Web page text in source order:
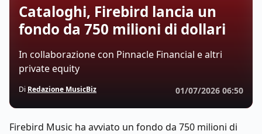
Cataloghi, Firebird lancia un
fondo da 750 milioni di dollari
In collaborazione con Pinnacle Financial e altri
private equity
Di Redazione MusicBiz 01/07/2026 06:50
Firebird Music ha avviato un fondo da 750 milioni di